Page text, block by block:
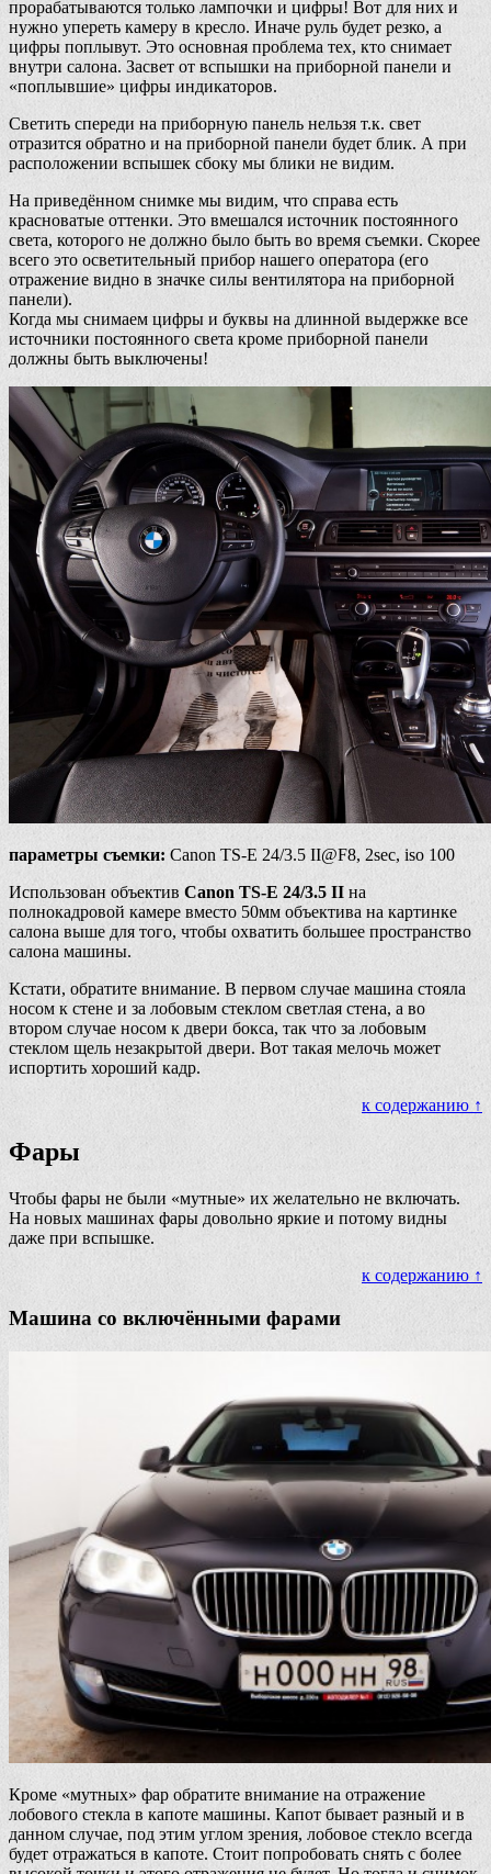
прорабатываются только лампочки и цифры! Вот для них и
нужно упереть камеру в кресло. Иначе руль будет резко, а
цифры поплывут. Это основная проблема тех, кто снимает
внутри салона. Засвет от вспышки на приборной панели и
«поплывшие» цифры индикаторов.
Светить спереди на приборную панель нельзя т.к. свет
отразится обратно и на приборной панели будет блик. А при
расположении вспышек сбоку мы блики не видим.
На приведённом снимке мы видим, что справа есть
красноватые оттенки. Это вмешался источник постоянного
света, которого не должно было быть во время съемки. Скорее
всего это осветительный прибор нашего оператора (его
отражение видно в значке силы вентилятора на приборной
панели).
Когда мы снимаем цифры и буквы на длинной выдержке все
источники постоянного света кроме приборной панели
должны быть выключены!
параметры съемки: Canon TS-E 24/3.5 II@F8, 2sec, iso 100
Использован объектив Canon TS-E 24/3.5 II на
полнокадровой камере вместо 50мм объектива на картинке
салона выше для того, чтобы охватить большее пространство
салона машины.
Кстати, обратите внимание. В первом случае машина стояла
носом к стене и за лобовым стеклом светлая стена, а во
втором случае носом к двери бокса, так что за лобовым
стеклом щель незакрытой двери. Вот такая мелочь может
испортить хороший кадр.
к содержанию ↑
Фары
Чтобы фары не были «мутные» их желательно не включать.
На новых машинах фары довольно яркие и потому видны
даже при вспышке.
к содержанию ↑
Машина со включёнными фарами
Кроме «мутных» фар обратите внимание на отражение
лобового стекла в капоте машины. Капот бывает разный и в
данном случае, под этим углом зрения, лобовое стекло всегда
будет отражаться в капоте. Стоит попробовать снять с более